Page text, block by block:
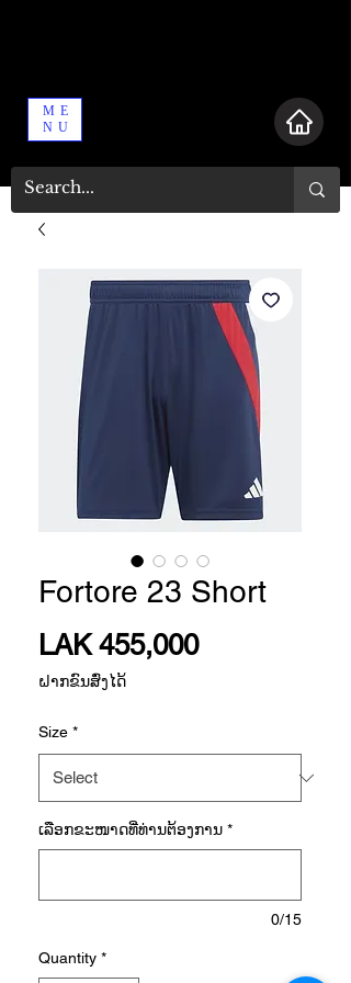
ME
NU
Fortore 23 Short
LAK 455,000Price
ຝາກຂົນສົ່ງໄດ້
Size *
ເລືອກ​ຂະ​ໜາດ​ທີ່​ທ່ານ​ຕ້ອງ​ການ *
0/15
Quantity *